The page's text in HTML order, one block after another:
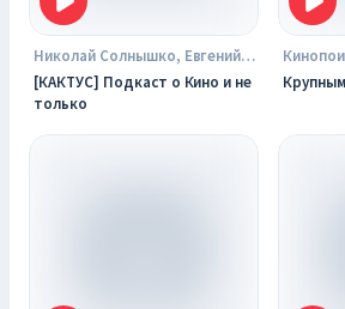
Николай Солнышко, Евгений Москвин и Николай Цугулиев
[КАКТУС] Подкаст о Кино и не
только